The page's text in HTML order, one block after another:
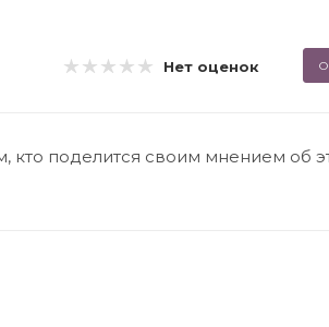
Нет оценок
кто поделится своим мнением об